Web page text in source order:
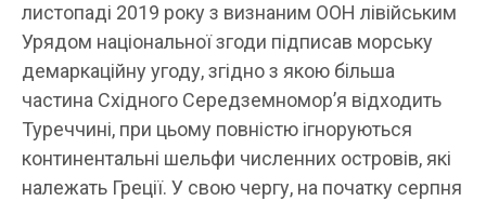
листопаді 2019 року з визнаним ООН лівійським
Урядом національної згоди підписав морську
демаркаційну угоду, згідно з якою більша
частина Східного Середземномор’я відходить
Туреччині, при цьому повністю ігноруються
континентальні шельфи численних островів, які
належать Греції. У свою чергу, на початку серпня